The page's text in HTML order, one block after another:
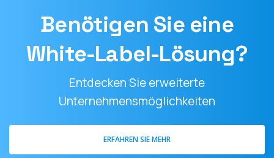
Benötigen Sie eine
White-Label-Lösung?
Entdecken Sie erweiterte
Unternehmensmöglichkeiten
ERFAHREN SIE MEHR